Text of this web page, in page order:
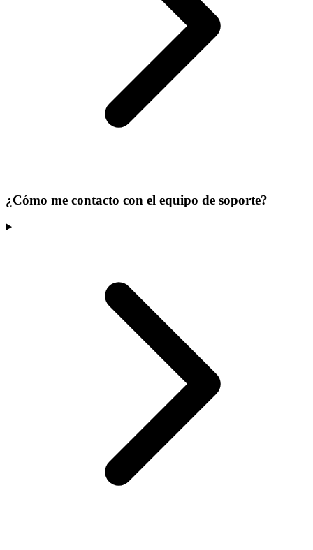
¿Cómo me contacto con el equipo de soporte?